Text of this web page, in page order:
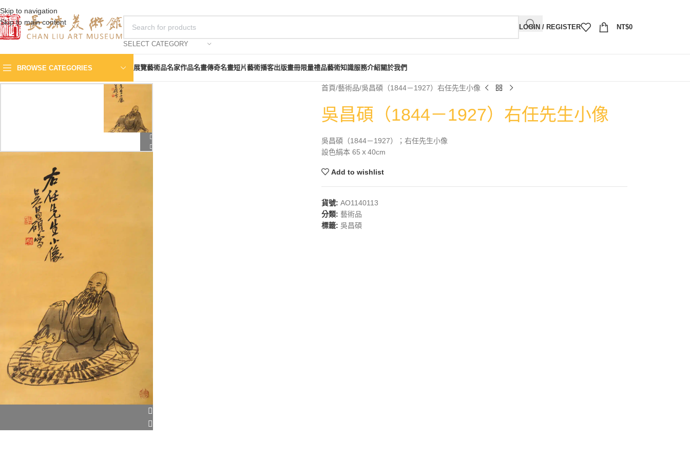
Skip to navigation
Skip to main content
SELECT CATEGORY
LOGIN / REGISTER NT$0
BROWSE CATEGORIES 展覽藝術品名家作品名畫傳奇名畫短片藝術播客出版畫冊限量禮品藝術知識服務介紹關於我們
首頁 藝術品 吳昌碩（1844－1927）右任先生小像
吳昌碩（1844－1927）右任先生小像
吳昌碩（1844－1927）；右任先生小像
設色絹本 65ｘ40cm
Add to wishlist
貨號: AO1140113
分類: 藝術品
標籤: 吳昌碩